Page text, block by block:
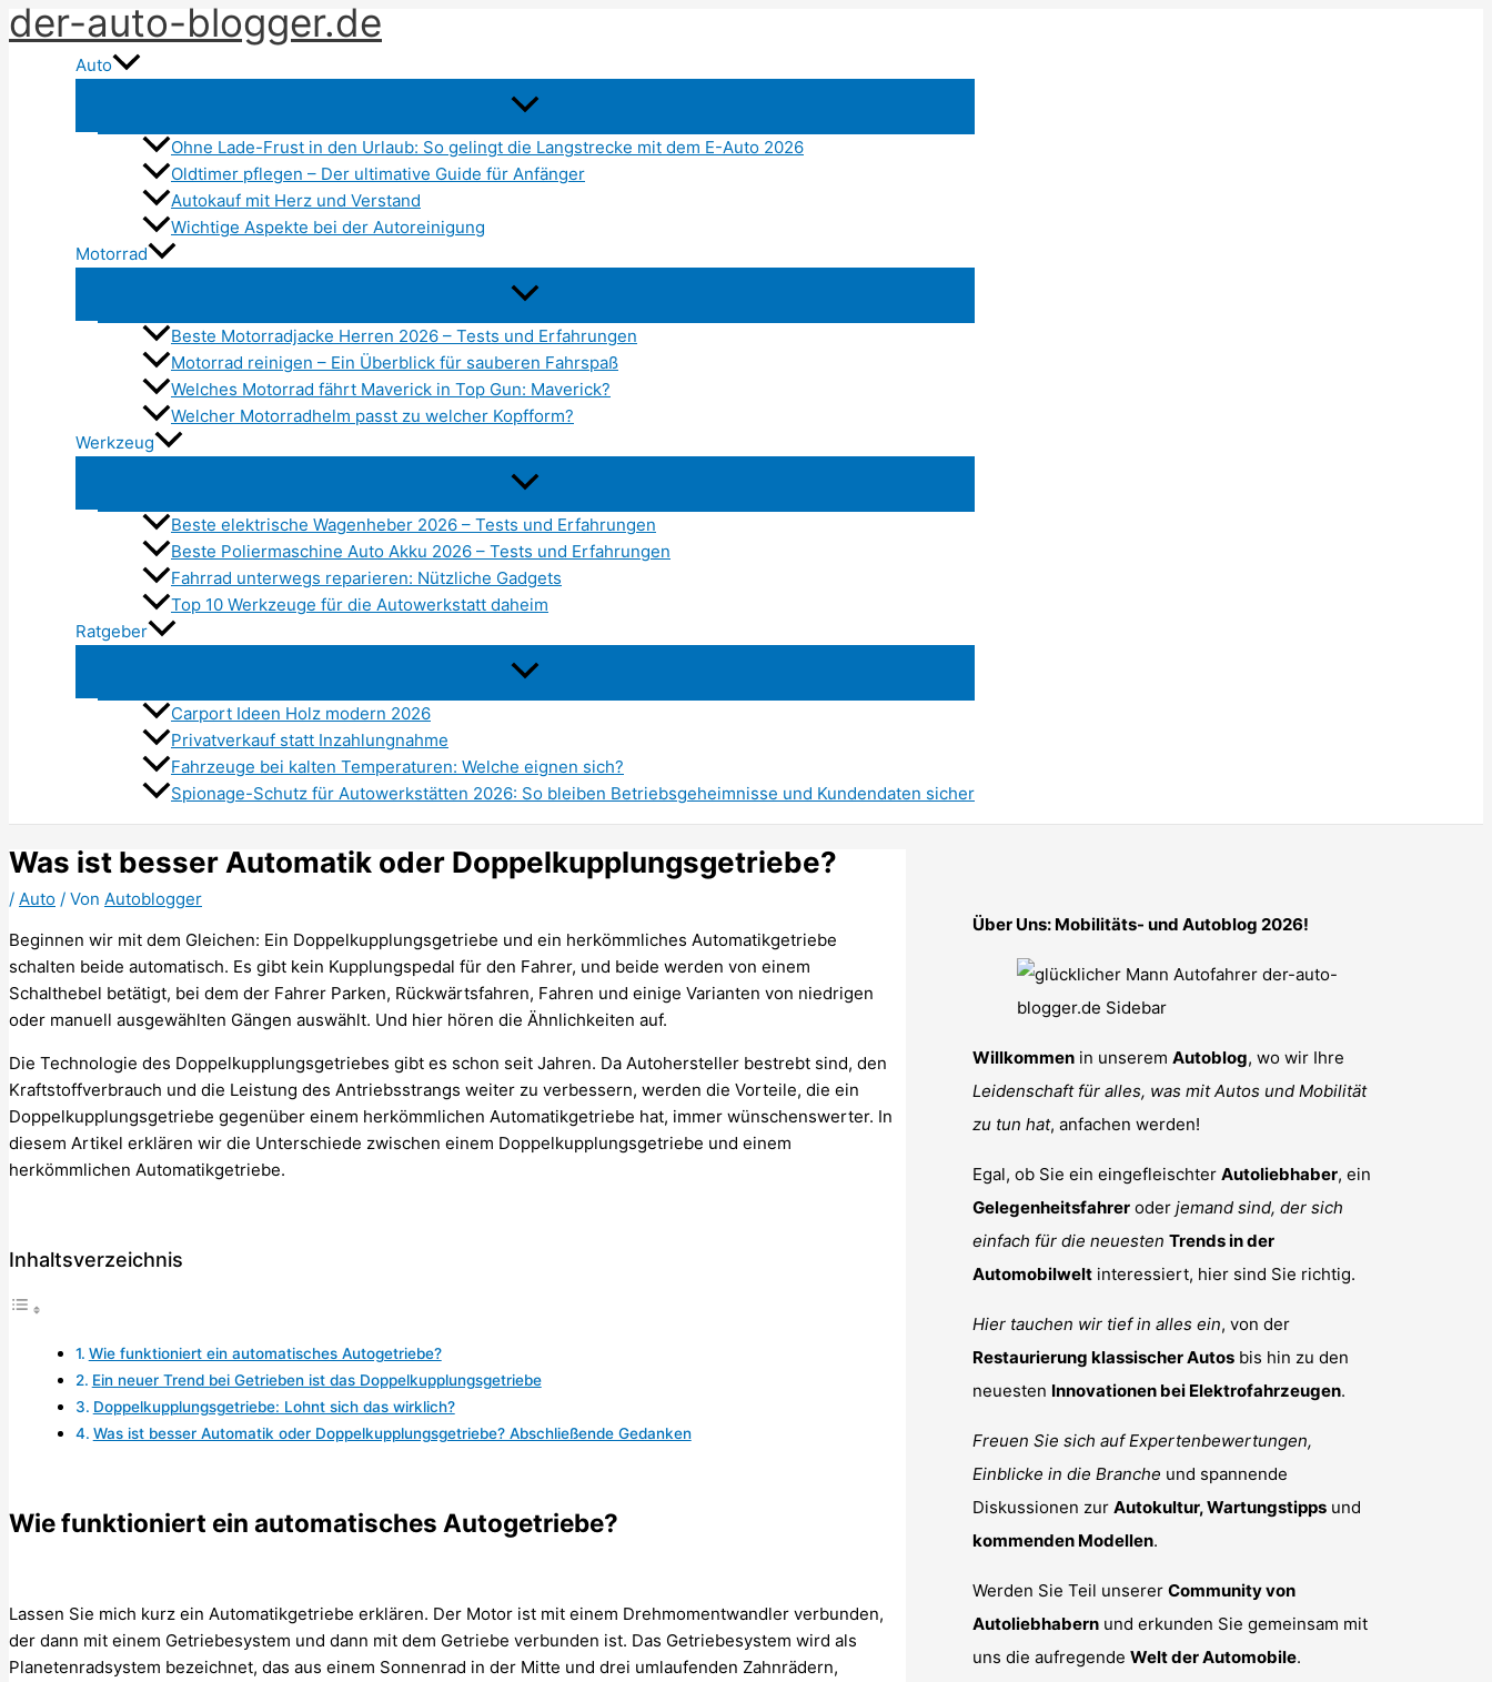
Zum
Inhalt
springen
der-auto-blogger.de
Auto
Ohne Lade-Frust in den Urlaub: So gelingt die Langstrecke mit dem E-Auto 2026
Oldtimer pflegen – Der ultimative Guide für Anfänger
Autokauf mit Herz und Verstand
Wichtige Aspekte bei der Autoreinigung
Motorrad
Beste Motorradjacke Herren 2026 – Tests und Erfahrungen
Motorrad reinigen – Ein Überblick für sauberen Fahrspaß
Welches Motorrad fährt Maverick in Top Gun: Maverick?
Welcher Motorradhelm passt zu welcher Kopfform?
Werkzeug
Beste elektrische Wagenheber 2026 – Tests und Erfahrungen
Beste Poliermaschine Auto Akku 2026 – Tests und Erfahrungen
Fahrrad unterwegs reparieren: Nützliche Gadgets
Top 10 Werkzeuge für die Autowerkstatt daheim
Ratgeber
Carport Ideen Holz modern 2026
Privatverkauf statt Inzahlungnahme
Fahrzeuge bei kalten Temperaturen: Welche eignen sich?
Spionage-Schutz für Autowerkstätten 2026: So bleiben Betriebsgeheimnisse und Kundendaten sicher
Was ist besser Automatik oder Doppelkupplungsgetriebe?
/ Auto / Von Autoblogger
Beginnen wir mit dem Gleichen: Ein Doppelkupplungsgetriebe und ein herkömmliches Automatikgetriebe
schalten beide automatisch. Es gibt kein Kupplungspedal für den Fahrer, und beide werden von einem
Schalthebel betätigt, bei dem der Fahrer Parken, Rückwärtsfahren, Fahren und einige Varianten von niedrigen
oder manuell ausgewählten Gängen auswählt. Und hier hören die Ähnlichkeiten auf.
Die Technologie des Doppelkupplungsgetriebes gibt es schon seit Jahren. Da Autohersteller bestrebt sind, den
Kraftstoffverbrauch und die Leistung des Antriebsstrangs weiter zu verbessern, werden die Vorteile, die ein
Doppelkupplungsgetriebe gegenüber einem herkömmlichen Automatikgetriebe hat, immer wünschenswerter. In
diesem Artikel erklären wir die Unterschiede zwischen einem Doppelkupplungsgetriebe und einem
herkömmlichen Automatikgetriebe.
Inhaltsverzeichnis
Wie funktioniert ein automatisches Autogetriebe?
Ein neuer Trend bei Getrieben ist das Doppelkupplungsgetriebe
Doppelkupplungsgetriebe: Lohnt sich das wirklich?
Was ist besser Automatik oder Doppelkupplungsgetriebe? Abschließende Gedanken
Wie funktioniert ein automatisches Autogetriebe?
Lassen Sie mich kurz ein Automatikgetriebe erklären. Der Motor ist mit einem Drehmomentwandler verbunden,
der dann mit einem Getriebesystem und dann mit dem Getriebe verbunden ist. Das Getriebesystem wird als
Planetenradsystem bezeichnet, das aus einem Sonnenrad in der Mitte und drei umlaufenden Zahnrädern,
Über Uns: Mobilitäts- und Autoblog 2026!
Willkommen in unserem Autoblog, wo wir Ihre
Leidenschaft für alles, was mit Autos und Mobilität
zu tun hat, anfachen werden!
Egal, ob Sie ein eingefleischter Autoliebhaber, ein
Gelegenheitsfahrer oder jemand sind, der sich
einfach für die neuesten Trends in der
Automobilwelt interessiert, hier sind Sie richtig.
Hier tauchen wir tief in alles ein, von der
Restaurierung klassischer Autos bis hin zu den
neuesten Innovationen bei Elektrofahrzeugen.
Freuen Sie sich auf Expertenbewertungen,
Einblicke in die Branche und spannende
Diskussionen zur Autokultur, Wartungstipps und
kommenden Modellen.
Werden Sie Teil unserer Community von
Autoliebhabern und erkunden Sie gemeinsam mit
uns die aufregende Welt der Automobile.